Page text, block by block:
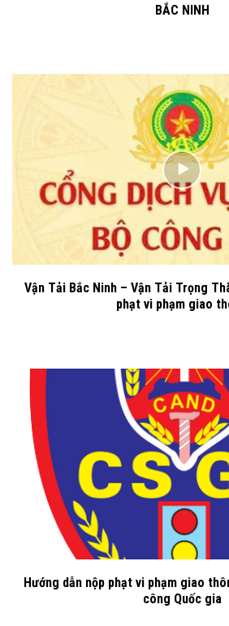
BẮC NINH
Vận Tải Bắc Ninh – Vận Tải Trọng
phạt vi phạm giao
Hướng dẫn nộp phạt vi phạm giao
công Quốc gia